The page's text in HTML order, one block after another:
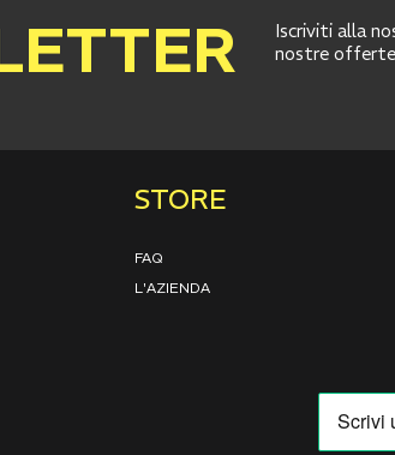
Iscriviti alla
nostre
STORE
FAQ
L'AZIENDA